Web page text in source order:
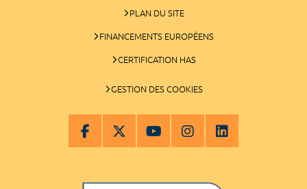
PLAN DU SITE
FINANCEMENTS EUROPÉENS
CERTIFICATION HAS
GESTION DES COOKIES